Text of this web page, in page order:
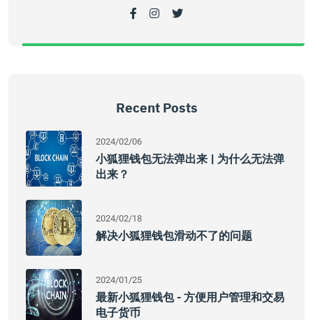
Recent Posts
2024/02/06
小狐狸钱包无法弹出来 | 为什么无法弹
出来？
2024/02/18
解决小狐狸钱包滑动不了的问题
2024/01/25
最新小狐狸钱包 - 方便用户管理和交易
电子货币